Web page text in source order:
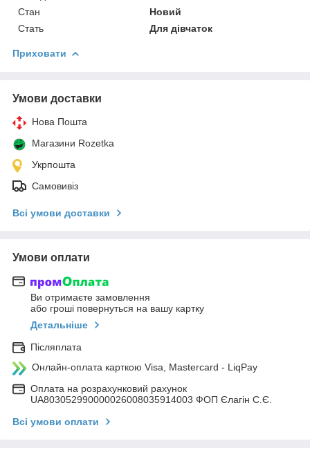
Стан
Новий
Стать
Для дівчаток
Приховати
Умови доставки
Нова Пошта
Магазини Rozetka
Укрпошта
Самовивіз
Всі умови доставки
Умови оплати
Ви отримаєте замовлення
або гроші повернуться на вашу картку
Детальніше
Післяплата
Онлайн-оплата карткою Visa, Mastercard - LiqPay
Оплата на розрахунковий рахунок
UA803052990000026008035914003 ФОП Єлагін С.Є.
Всі умови оплати